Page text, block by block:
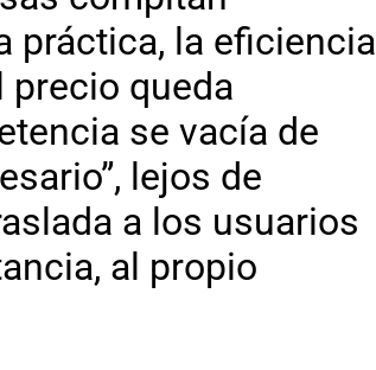
práctica, la eficiencia
precio queda
se vacía de
lejos de
a los usuarios
al propio